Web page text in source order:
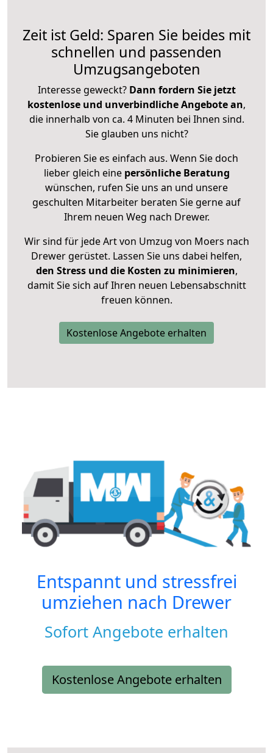
Zeit ist Geld: Sparen Sie beides mit
schnellen und passenden
Umzugsangeboten
Interesse geweckt? Dann fordern Sie jetzt
kostenlose und unverbindliche Angebote an,
die innerhalb von ca. 4 Minuten bei Ihnen sind.
Sie glauben uns nicht?
Probieren Sie es einfach aus. Wenn Sie doch
lieber gleich eine persönliche Beratung
wünschen, rufen Sie uns an und unsere
geschulten Mitarbeiter beraten Sie gerne auf
Ihrem neuen Weg nach Drewer.
Wir sind für jede Art von Umzug von Moers nach
Drewer gerüstet. Lassen Sie uns dabei helfen,
den Stress und die Kosten zu minimieren,
damit Sie sich auf Ihren neuen Lebensabschnitt
freuen können.
Kostenlose Angebote erhalten
Entspannt und stressfrei
umziehen nach Drewer
Sofort Angebote erhalten
Kostenlose Angebote erhalten